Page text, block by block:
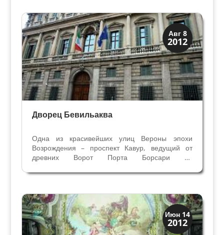
династии...
Авг 8
2012
Виллы и дворцы
Скрытая Верона
Дворец Бевильаква
Одна из красивейших улиц Вероны эпохи
Возрождения – проспект Кавур, ведущий от
древних Ворот Порта Борсари до
великолепным Дворцом знатной веронской
по проекту знаменитого...
Июн 14
2012
Виллы и дворцы
Скрытая Верона